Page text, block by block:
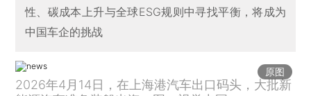
性、碳成本上升与全球ESG规则中寻找平衡，将成为
中国车企的挑战
原图
2026年4月14日，在上海港汽车出口码头，大批新